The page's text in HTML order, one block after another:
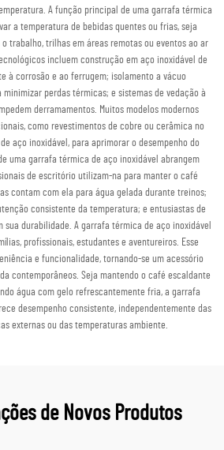
A função principal de uma garrafa térmica
a temperatura de bebidas quentes ou frias, seja
trabalho, trilhas em áreas remotas ou eventos ao ar
incluem construção em aço inoxidável de
à corrosão e ao ferrugem; isolamento a vácuo
perdas térmicas; e sistemas de vedação à
derramamentos. Muitos modelos modernos
como revestimentos de cobre ou cerâmica no
aço inoxidável, para aprimorar o desempenho do
uma garrafa térmica de aço inoxidável abrangem
de escritório utilizam-na para manter o café
contam com ela para água gelada durante treinos;
consistente da temperatura; e entusiastas de
durabilidade. A garrafa térmica de aço inoxidável
profissionais, estudantes e aventureiros. Esse
e funcionalidade, tornando-se um acessório
contemporâneos. Seja mantendo o café escaldante
água com gelo refrescantemente fria, a garrafa
desempenho consistente, independentemente das
externas ou das temperaturas ambiente.
de Novos Produtos